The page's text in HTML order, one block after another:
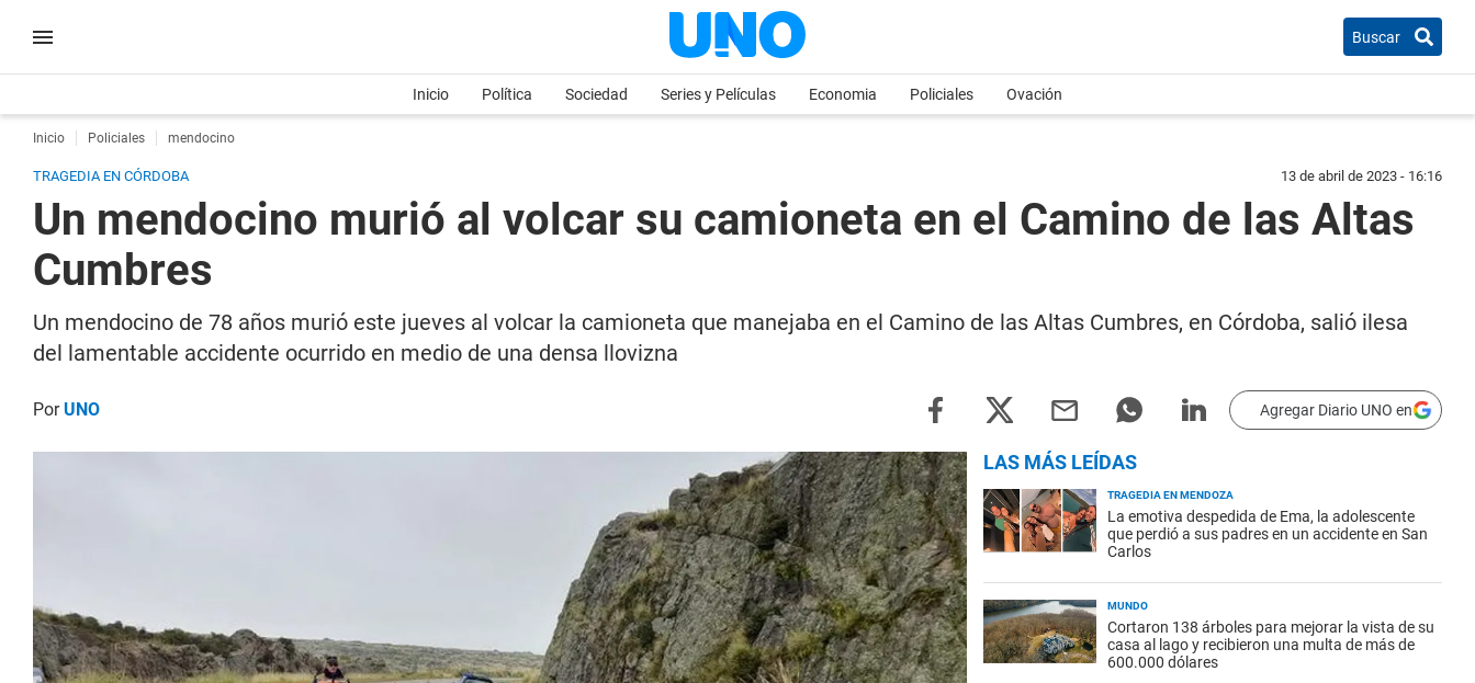
Buscar
Inicio Política Sociedad Series y Películas Economia Policiales Ovación
Inicio Policiales mendocino
TRAGEDIA EN CÓRDOBA 13 de abril de 2023 - 16:16
Un mendocino murió al volcar su camioneta en el Camino de las Altas
Cumbres
Un mendocino de 78 años murió este jueves al volcar la camioneta que manejaba en el Camino de las Altas Cumbres, en Córdoba, salió ilesa
del lamentable accidente ocurrido en medio de una densa llovizna
PorUNO Agregar Diario UNO en
LAS MÁS LEÍDAS
TRAGEDIA EN MENDOZA
La emotiva despedida de Ema, la adolescente
que perdió a sus padres en un accidente en San
Carlos
MUNDO
Cortaron 138 árboles para mejorar la vista de su
casa al lago y recibieron una multa de más de
600.000 dólares